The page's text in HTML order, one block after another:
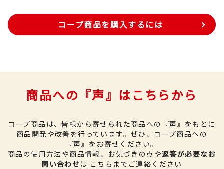
コープ商品を購入するには
商品への『声』はこちらから
コープ商品は、皆様から寄せられた商品への『声』をもとに
商品開発や改善を行っています。 ぜひ、コープ商品への
『声』をお寄せください。
商品の使用方法や商品情報、お気づきの点や返答が必要なお
問い合わせは こちら までご連絡ください